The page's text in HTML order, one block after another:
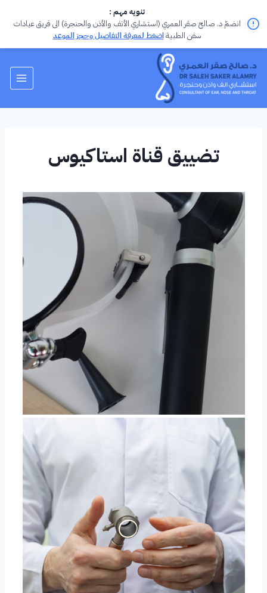
تضييق قناة استاكيوس
تنويه مهم :
انضمّ د. صالح صقر العمري (استشاري الأنف والأذن والحنجرة) الى فريق عيادات
سفن الطبيةاضغط لمعرفة التفاصيل وحجز الموعد